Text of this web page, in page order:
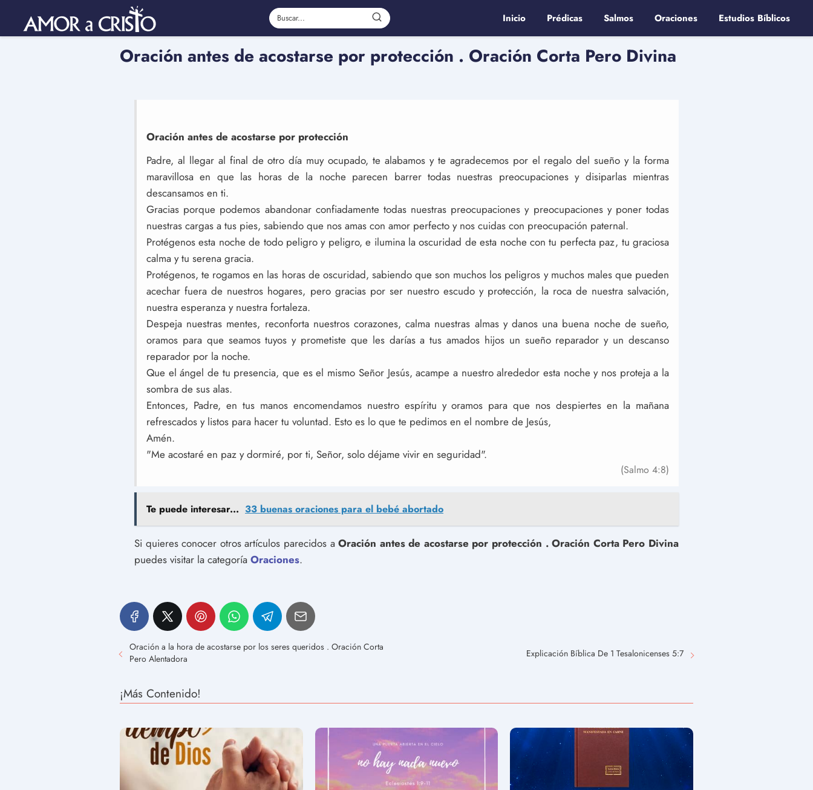
Inicio Prédicas Salmos Oraciones Estudios Bíblicos
Oración antes de acostarse por protección . Oración Corta Pero Divina
Oración antes de acostarse por protección
Padre, al llegar al final de otro día muy ocupado, te alabamos y te agradecemos por el regalo del sueño y la forma
maravillosa en que las horas de la noche parecen barrer todas nuestras preocupaciones y disiparlas mientras
descansamos en ti.
Gracias porque podemos abandonar confiadamente todas nuestras preocupaciones y preocupaciones y poner todas
nuestras cargas a tus pies, sabiendo que nos amas con amor perfecto y nos cuidas con preocupación paternal.
Protégenos esta noche de todo peligro y peligro, e ilumina la oscuridad de esta noche con tu perfecta paz, tu graciosa
calma y tu serena gracia.
Protégenos, te rogamos en las horas de oscuridad, sabiendo que son muchos los peligros y muchos males que pueden
acechar fuera de nuestros hogares, pero gracias por ser nuestro escudo y protección, la roca de nuestra salvación,
nuestra esperanza y nuestra fortaleza.
Despeja nuestras mentes, reconforta nuestros corazones, calma nuestras almas y danos una buena noche de sueño,
oramos para que seamos tuyos y prometiste que les darías a tus amados hijos un sueño reparador y un descanso
reparador por la noche.
Que el ángel de tu presencia, que es el mismo Señor Jesús, acampe a nuestro alrededor esta noche y nos proteja a la
sombra de sus alas.
Entonces, Padre, en tus manos encomendamos nuestro espíritu y oramos para que nos despiertes en la mañana
refrescados y listos para hacer tu voluntad. Esto es lo que te pedimos en el nombre de Jesús,
Amén.
"Me acostaré en paz y dormiré, por ti, Señor, solo déjame vivir en seguridad".
(Salmo 4:8)
Te puede interesar... 33 buenas oraciones para el bebé abortado
Si quieres conocer otros artículos parecidos aOración antes de acostarse por protección . Oración Corta Pero Divina
puedes visitar la categoría Oraciones.
Oración a la hora de acostarse por los seres queridos . Oración Corta
Pero Alentadora
Explicación Bíblica De 1 Tesalonicenses 5:7
¡Más Contenido!